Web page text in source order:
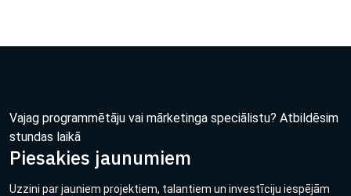
Vajag programmētāju vai mārketinga speciālistu? Atbildēsim
stundas laikā
Piesakies jaunumiem
Uzzini par jauniem projektiem, talantiem un investīciju iespējām